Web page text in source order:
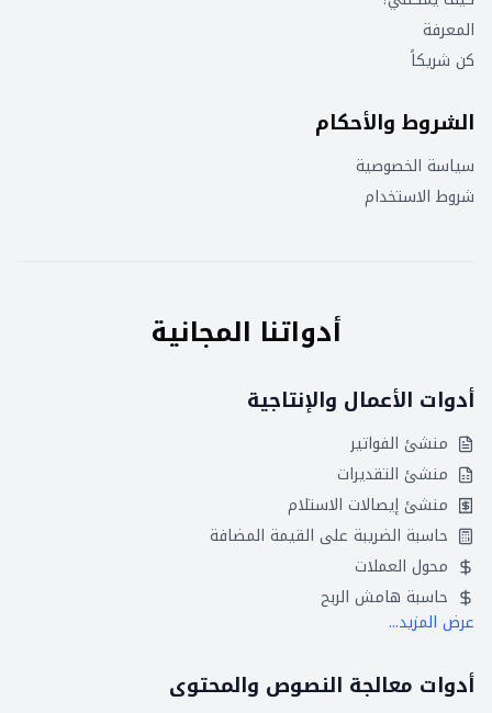
المعرفة
كن شريكاً
الشروط والأحكام
سياسة الخصوصية
شروط الاستخدام
أدواتنا المجانية
أدوات الأعمال والإنتاجية
منشئ الفواتير
منشئ التقديرات
منشئ إيصالات الاستلام
حاسبة الضريبة على القيمة المضافة
محول العملات
حاسبة هامش الربح
عرض المزيد...
أدوات معالجة النصوص والمحتوى